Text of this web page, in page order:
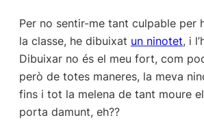
Per no sentir-me tant culpable per
la classe, he dibuixat un ninotet, i
Dibuixar no és el meu fort, com
però de totes maneres, la meva
fins i tot la melena de tant moure
porta damunt, eh??